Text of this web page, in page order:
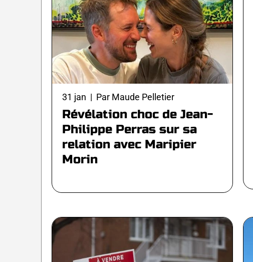
31 jan | Par Maude Pelletier
Révélation choc de Jean-
Philippe Perras sur sa
relation avec Maripier
Morin